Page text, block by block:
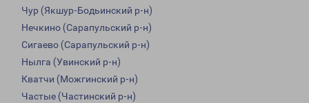
Чур (Якшур-Бодьинский р-н)
Нечкино (Сарапульский р-н)
Сигаево (Сарапульский р-н)
Нылга (Увинский р-н)
Кватчи (Можгинский р-н)
Частые (Частинский р-н)